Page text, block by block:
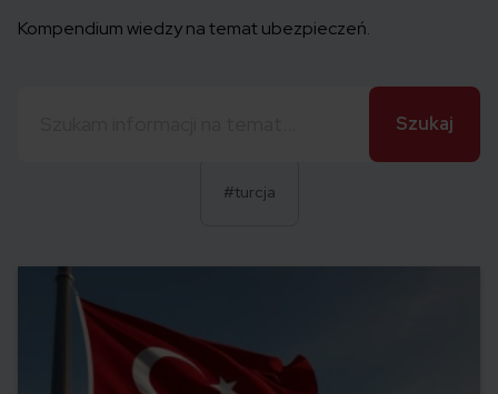
Kompendium wiedzy na temat ubezpieczeń.
#turcja